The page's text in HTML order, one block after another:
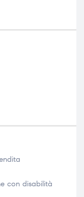
con disabilità​